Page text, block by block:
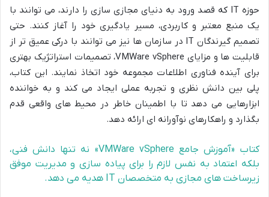
حوزه IT که قصد ورود به دنیای مجازی سازی را دارند، می توانند با
یک منبع معتبر و کاربردی، مسیر یادگیری خود را آغاز کنند. حتی
تصمیم گیرندگان IT در سازمان ها نیز می توانند با درکی عمیق تر از
قابلیت ها و مزایای VMWare vSphere، تصمیمات استراتژیک بهتری
برای آینده فناوری اطلاعات مجموعه خود اتخاذ نمایند. این کتاب،
پلی بین دانش نظری و تجربه عملی ایجاد می کند و به خواننده
ابزارهایی می دهد تا با اطمینان خاطر در محیط های واقعی قدم
بگذارد و راهکارهای نوآورانه ای ارائه دهد.
کتاب «آموزش جامع VMWare vSphere» نه تنها دانش فنی،
بلکه اعتماد به نفس لازم را برای پیاده سازی و مدیریت موفق
زیرساخت های مجازی به متخصصان IT هدیه می دهد.